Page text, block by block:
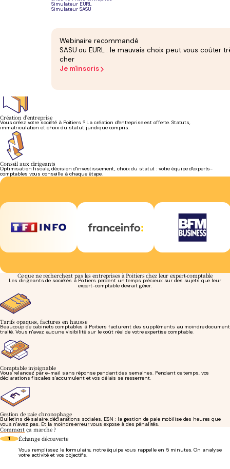
Simulateur EURL
Simulateur SASU
Webinaire recommandé
SASU ou EURL : le mauvais choix peut vous coûter
cher
Je m'inscris
Votre bilan est établi et attesté par un expert-comptable inscrit à l'Ordre. Liasse fiscale
incluse, sans supplément.
Création d'entreprise
Vous créez votre société à Poitiers ? La création d'entreprise est offerte. Statuts,
immatriculation et choix du statut juridique compris.
Conseil aux dirigeants
Optimisation fiscale, décision d'investissement, choix du statut : votre équipe d'experts-
comptables vous conseille à chaque étape.
Ce que ne recherchent pas les entreprises à Poitiers chez leur expert-comptable
Les dirigeants de sociétés à Poitiers perdent un temps précieux sur des sujets que leur
expert-comptable devrait gérer.
Tarifs opaques, factures en hausse
Beaucoup de cabinets comptables à Poitiers facturent des suppléments au moindre document
traité. Vous n'avez aucune visibilité sur le coût réel de votre expertise comptable.
Comptable injoignable
Vous relancez par e-mail sans réponse pendant des semaines. Pendant ce temps, vos
déclarations fiscales s'accumulent et vos délais se resserrent.
Gestion de paie chronophage
Bulletins de salaire, déclarations sociales, DSN : la gestion de paie mobilise des heures que
vous n'avez pas. Et la moindre erreur vous expose à des pénalités.
Comment ça marche ?
1 Échange découverte
Vous remplissez le formulaire, notre équipe vous rappelle en 5 minutes. On analyse
votre activité et vos objectifs.